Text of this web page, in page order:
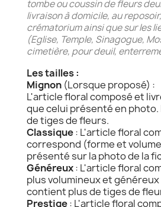
tombe ou coussin de fleurs
livraison à domicile, au
crématorium ainsi que sur les
(Eglise, Temple, Sinagogue,
cimetière, pour deuil,
Les tailles :
Mignon (Lorsque proposé) :
L'article floral composé et
que celui présenté en
de tiges de fleurs.
Classique: L'article floral
correspond (forme et
présenté sur la photo de la
Généreux: L'article floral
plus volumineux et généreux
contient plus de tiges de
Prestige: L'article floral